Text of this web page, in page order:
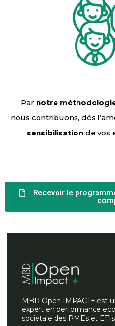
Par notre
nous contribuons, dès
sensibilisation de vos
Recevoir le
MBD Open IMPACT+ est
expert en performance
sociétale des PMEs et ETIs.